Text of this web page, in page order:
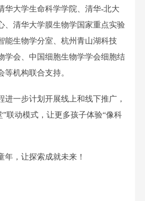
华大学生命科学学院 清华-北大
清华大学膜生物学国家重点实验
能生物学分室
杭州青山湖科技
学会
中国细胞生物学学会细胞结
等机构联合支持。
进一步计划开展线上和线下推广，
”联动模式，让更多孩子体验“像科
年，让探索成就未来！